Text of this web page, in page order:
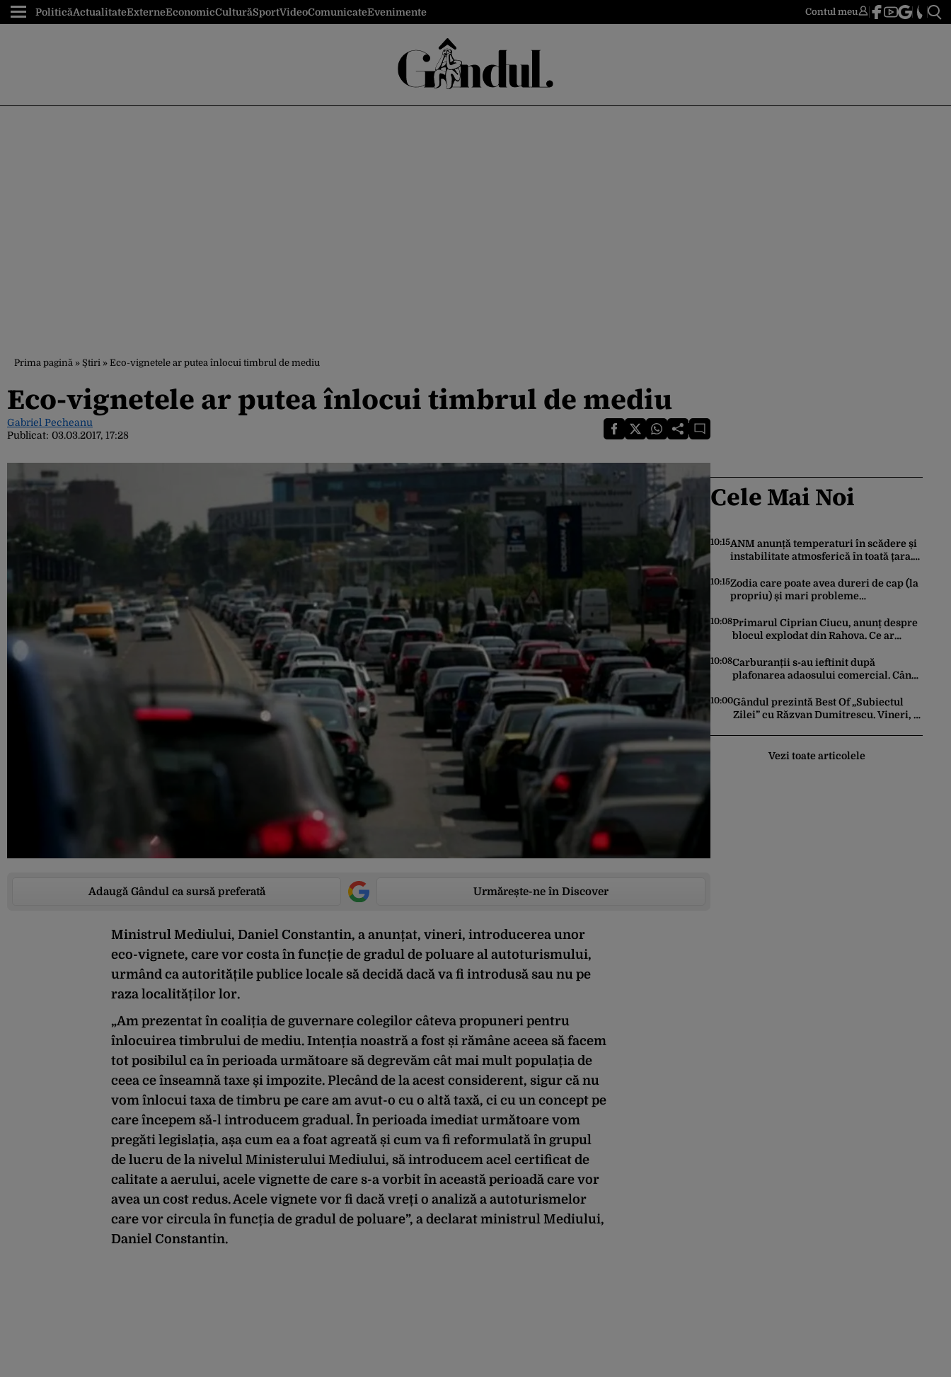
PoliticăActualitateExterneEconomicCulturăSportVideoComunicateEvenimente Contul meu
Prima pagină » Știri » Eco-vignetele ar putea înlocui timbrul de mediu
Eco-vignetele ar putea înlocui timbrul de mediu
Gabriel Pecheanu
Publicat: 03.03.2017, 17:28
Adaugă Gândul ca sursă preferată Urmărește-ne în Discover
Ministrul Mediului, Daniel Constantin, a anunțat, vineri, introducerea unor
eco-vignete, care vor costa în funcție de gradul de poluare al autoturismului,
urmând ca autoritățile publice locale să decidă dacă va fi introdusă sau nu pe
raza localităților lor.
„Am prezentat în coaliția de guvernare colegilor câteva propuneri pentru
înlocuirea timbrului de mediu. Intenția noastră a fost și rămâne aceea să facem
tot posibilul ca în perioada următoare să degrevăm cât mai mult populația de
ceea ce înseamnă taxe și impozite. Plecând de la acest considerent, sigur că nu
vom înlocui taxa de timbru pe care am avut-o cu o altă taxă, ci cu un concept pe
care începem să-l introducem gradual. În perioada imediat următoare vom
pregăti legislația, așa cum ea a foat agreată și cum va fi reformulată în grupul
de lucru de la nivelul Ministerului Mediului, să introducem acel certificat de
calitate a aerului, acele vignette de care s-a vorbit în această perioadă care vor
avea un cost redus. Acele vignete vor fi dacă vreți o analiză a autoturismelor
care vor circula în funcția de gradul de poluare”, a declarat ministrul Mediului,
Daniel Constantin.
Cele Mai Noi
10:15ANM anunță temperaturi în scădere și
instabilitate atmosferică în toată țara.
vin vijeliile
10:15Zodia care poate avea dureri de cap (la
propriu) și mari probleme
Avertismentul experților în astrologie
10:08Primarul Ciprian Ciucu, anunț despre
blocul explodat din Rahova. Ce ar
rămași pe drumuri
10:08Carburanții s-au ieftinit după
plafonarea adaosului comercial. Când
10:00Gândul prezintă Best Of „Subiectul
Zilei” cu Răzvan Dumitrescu. Vineri, 7
Vezi toate articolele